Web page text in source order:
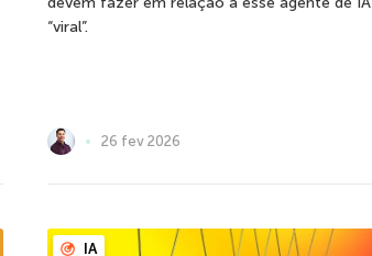
“viral”.
26 fev 2026
IA